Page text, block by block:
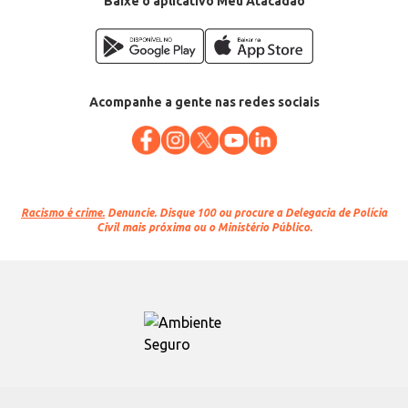
Acompanhe a gente nas redes sociais
Racismo é crime. Denuncie. Disque 100 ou procure a Delegacia de Polícia
Civil mais próxima ou o Ministério Público.